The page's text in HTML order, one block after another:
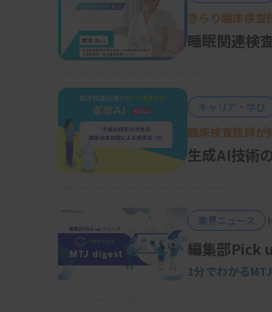
ないと思いますが、検査値を
わせて診断に結び付けること
な研究会に参加し、さまざまな
感染症の診断・治療では、微生
てまとめ始めました。それが
す。ブログは自分だけではなく
を通じた情報発信は一般的です
前例がないポジションで、
きらり臨床検
合睡眠医療セン
睡眠関連検
キャリア・学び
臨床検査技師が
生成AI技術
業界ニュース
編集部Pick
1分でわかる